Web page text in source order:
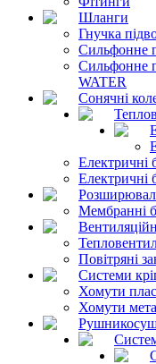
Шланги
Гнучка
Сильфонне
Сильфонне
WATER
Сонячні
Електричні
Електричні
Мембранні
Повітряні
Системи
Хомути
Хомути